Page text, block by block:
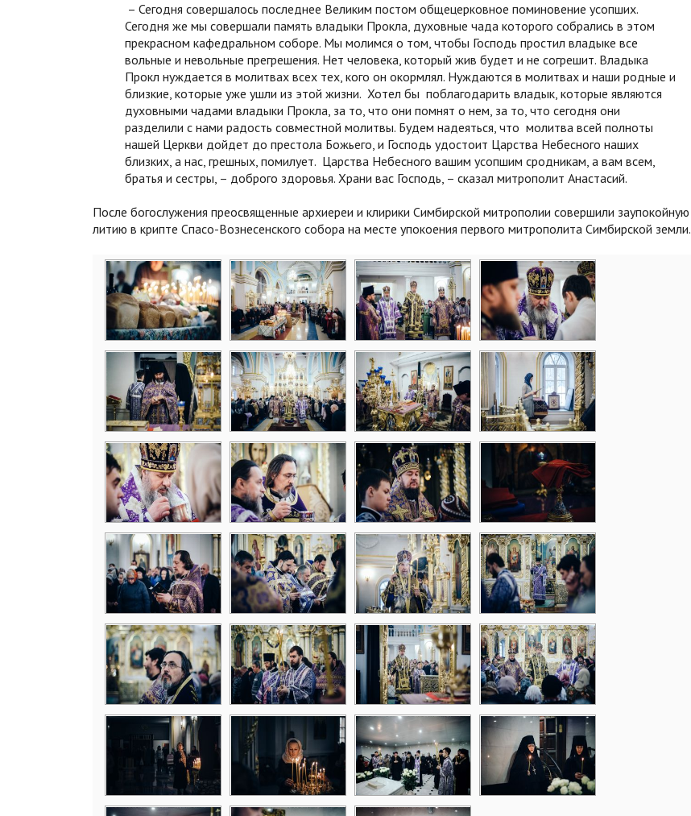
– Сегодня совершалось последнее Великим постом общецерковное поминовение усопших.
Сегодня же мы совершали память владыки Прокла, духовные чада которого собрались в этом
прекрасном кафедральном соборе. Мы молимся о том, чтобы Господь простил владыке все
вольные и невольные прегрешения. Нет человека, который жив будет и не согрешит. Владыка
Прокл нуждается в молитвах всех тех, кого он окормлял. Нуждаются в молитвах и наши родные и
близкие, которые уже ушли из этой жизни. Хотел бы поблагодарить владык, которые являются
духовными чадами владыки Прокла, за то, что они помнят о нем, за то, что сегодня они
разделили с нами радость совместной молитвы. Будем надеяться, что молитва всей полноты
нашей Церкви дойдет до престола Божьего, и Господь удостоит Царства Небесного наших
близких, а нас, грешных, помилует. Царства Небесного вашим усопшим сродникам, а вам всем,
братья и сестры, – доброго здоровья. Храни вас Господь, – сказал митрополит Анастасий.
После богослужения преосвященные архиереи и клирики Симбирской митрополии совершили заупокойную
литию в крипте Спасо-Вознесенского собора на месте упокоения первого митрополита Симбирской земли.